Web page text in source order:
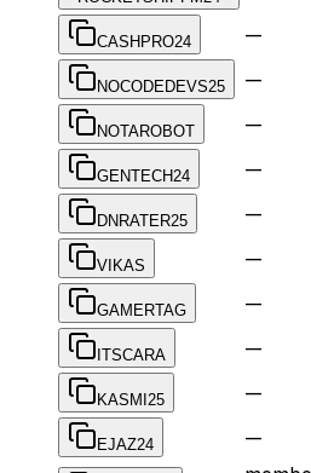
CASHPRO24
—
NOCODEDEVS25
—
NOTAROBOT
—
GENTECH24
—
DNRATER25
—
VIKAS
—
GAMERTAG
—
ITSCARA
—
KASMI25
—
EJAZ24
—